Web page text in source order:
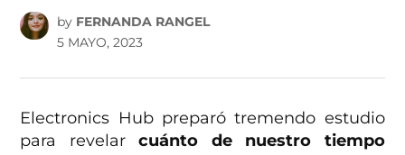
by FERNANDA RANGEL
5 MAYO, 2023
Electronics Hub preparó tremendo estudio
para revelarcuánto de nuestro tiempo